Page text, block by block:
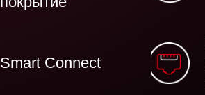
Smart Connect